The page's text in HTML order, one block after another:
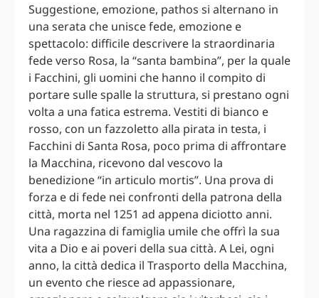
Suggestione, emozione, pathos si alternano in
una serata che unisce fede, emozione e
spettacolo: difficile descrivere la straordinaria
fede verso Rosa, la “santa bambina”, per la quale
i Facchini, gli uomini che hanno il compito di
portare sulle spalle la struttura, si prestano ogni
volta a una fatica estrema. Vestiti di bianco e
rosso, con un fazzoletto alla pirata in testa, i
Facchini di Santa Rosa, poco prima di affrontare
la Macchina, ricevono dal vescovo la
benedizione “in articulo mortis”. Una prova di
forza e di fede nei confronti della patrona della
città, morta nel 1251 ad appena diciotto anni.
Una ragazzina di famiglia umile che offrì la sua
vita a Dio e ai poveri della sua città. A Lei, ogni
anno, la città dedica il Trasporto della Macchina,
un evento che riesce ad appassionare,